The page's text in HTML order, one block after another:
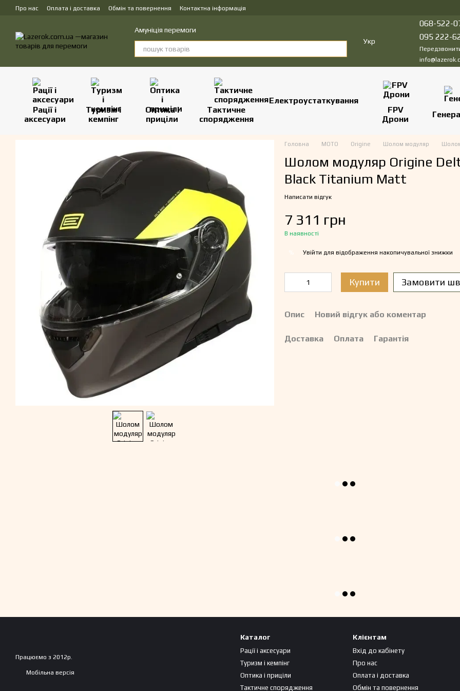
Перейти до основного контенту
Про нас Оплата і доставка Обмін та повернення Контактна інформація
Амуніція перемоги
Укр
068-522-
095 222-
Рації і
аксесуари
Туризм і
кемпінг
Оптика і
приціли
Тактичне
спорядження
Електроустаткування
FPV
Дрони
Головна МОТО Origine Шолом модуляр
Шолом модуляр Origine
Black Titanium Matt
Написати відгук
7 311 грн
В наявності
Увійти для відображення накопичувальної знижки
Купити Замовити
Опис Новий відгук або коментар
Доставка Оплата Гарантія
Працюємо з 2012р.
Мобільна версія
Каталог
Рації і аксесуари
Туризм і кемпінг
Оптика і приціли
Тактичне спорядження
Клієнтам
Вхід до кабінету
Про нас
Оплата і доставка
Обмін та повернення